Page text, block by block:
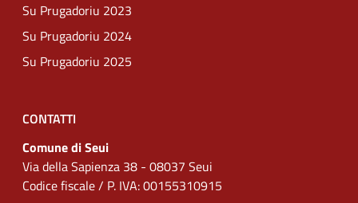
Su Prugadoriu 2023
Su Prugadoriu 2024
Su Prugadoriu 2025
CONTATTI
Comune di Seui
Via della Sapienza 38 - 08037 Seui
Codice fiscale / P. IVA: 00155310915